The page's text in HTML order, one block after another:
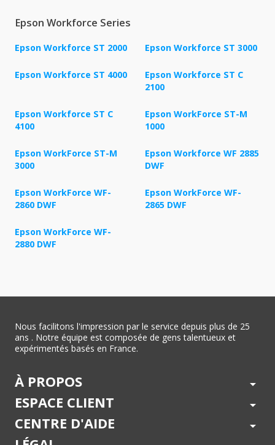
Epson Workforce Series
Epson Workforce ST 2000 Epson Workforce ST 3000
Epson Workforce ST 4000
Epson Workforce ST C
2100
Epson Workforce ST C
4100
Epson WorkForce ST-M
1000
Epson WorkForce ST-M
3000
Epson Workforce WF 2885
DWF
Epson WorkForce WF-
2860 DWF
Epson WorkForce WF-
2865 DWF
Epson WorkForce WF-
2880 DWF
Nous facilitons l'impression par le service depuis plus de 25
ans . Notre équipe est composée de gens talentueux et
expérimentés basés en France.
À PROPOS arrow_drop_down
ESPACE CLIENT arrow_drop_down
CENTRE D'AIDE arrow_drop_down